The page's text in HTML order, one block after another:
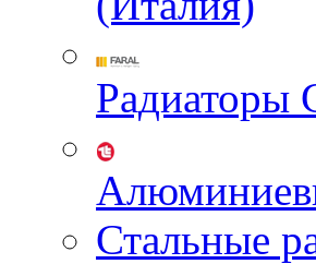
Радиаторы
Стальные